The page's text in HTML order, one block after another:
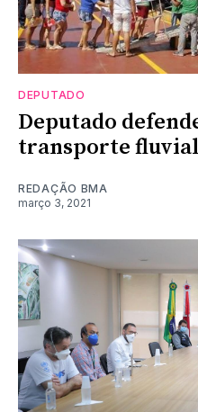
DEPUTADO
Deputado
transporte fluvial
REDAÇÃO BMA
março 3, 2021